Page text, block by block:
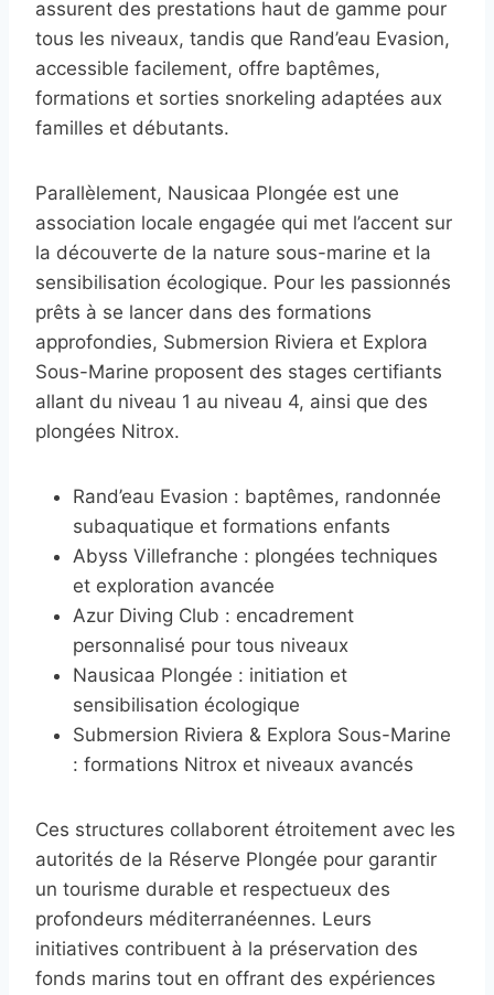
assurent des prestations haut de gamme pour
tous les niveaux, tandis que Rand’eau Evasion,
accessible facilement, offre baptêmes,
formations et sorties snorkeling adaptées aux
familles et débutants.
Parallèlement, Nausicaa Plongée est une
association locale engagée qui met l’accent sur
la découverte de la nature sous-marine et la
sensibilisation écologique. Pour les passionnés
prêts à se lancer dans des formations
approfondies, Submersion Riviera et Explora
Sous-Marine proposent des stages certifiants
allant du niveau 1 au niveau 4, ainsi que des
plongées Nitrox.
Rand’eau Evasion : baptêmes, randonnée
subaquatique et formations enfants
Abyss Villefranche : plongées techniques
et exploration avancée
Azur Diving Club : encadrement
personnalisé pour tous niveaux
Nausicaa Plongée : initiation et
sensibilisation écologique
Submersion Riviera & Explora Sous-Marine
: formations Nitrox et niveaux avancés
Ces structures collaborent étroitement avec les
autorités de la Réserve Plongée pour garantir
un tourisme durable et respectueux des
profondeurs méditerranéennes. Leurs
initiatives contribuent à la préservation des
fonds marins tout en offrant des expériences